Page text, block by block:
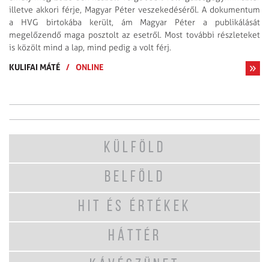
illetve akkori férje, Magyar Péter veszekedéséről. A dokumentum
a HVG birtokába került, ám Magyar Péter a publikálását
megelőzendő maga posztolt az esetről. Most további részleteket
is közölt mind a lap, mind pedig a volt férj.
KULIFAI MÁTÉ / ONLINE
KÜLFÖLD
BELFÖLD
HIT ÉS ÉRTÉKEK
HÁTTÉR